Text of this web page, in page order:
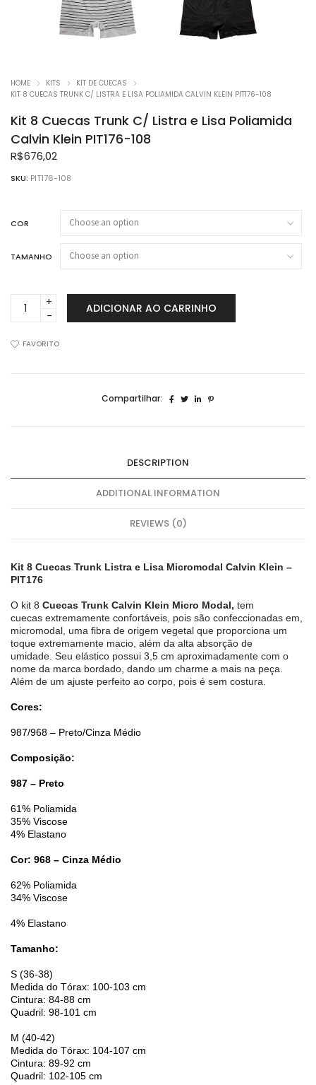
HOME KITS
KIT DE CUECAS
KIT 8 CUECAS TRUNK C/ LISTRA E LISA POLIAMIDA CALVIN KLEIN PIT176-108
Kit 8 Cuecas Trunk C/ Listra e Lisa Poliamida
Calvin Klein PIT176-108
R$676,02
SKU: PIT176-108
COR
TAMANHO
Trunk
108
ADICIONAR AO CARRINHO
FAVORITO
Compartilhar:
DESCRIPTION
ADDITIONAL INFORMATION
REVIEWS (0)
Kit 8 Cuecas Trunk Listra e Lisa Micromodal Calvin Klein –
PIT176
O kit 8 Cuecas Trunk Calvin Klein Micro Modal, tem
cuecas extremamente confortáveis, pois são confeccionadas em,
micromodal, uma fibra de origem vegetal que proporciona um
toque extremamente macio, além da alta absorção de
umidade. Seu elástico possui 3,5 cm aproximadamente com o
nome da marca bordado, dando um charme a mais na peça.
Além de um ajuste perfeito ao corpo, pois é sem costura.
Cores:
987/968 – Preto/Cinza Médio
Composição:
987 – Preto
61% Poliamida
35% Viscose
4% Elastano
Cor: 968 – Cinza Médio
62% Poliamida
34% Viscose
4% Elastano
Tamanho:
S (36-38)
Medida do Tórax: 100-103 cm
Cintura: 84-88 cm
Quadril: 98-101 cm
M (40-42)
Medida do Tórax: 104-107 cm
Cintura: 89-92 cm
Quadril: 102-105 cm